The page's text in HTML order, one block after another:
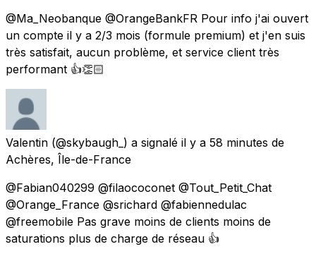
@Ma_Neobanque @OrangeBankFR Pour info j'ai ouvert
un compte il y a 2/3 mois (formule premium) et j'en suis
très satisfait, aucun problème, et service client très
performant 👍👏🏻
Valentin (@skybaugh_) a signalé il y a 58 minutes de
Achères, Île-de-France
@Fabian040299 @filaococonet @Tout_Petit_Chat
@Orange_France @srichard @fabiennedulac
@freemobile Pas grave moins de clients moins de
saturations plus de charge de réseau 👍